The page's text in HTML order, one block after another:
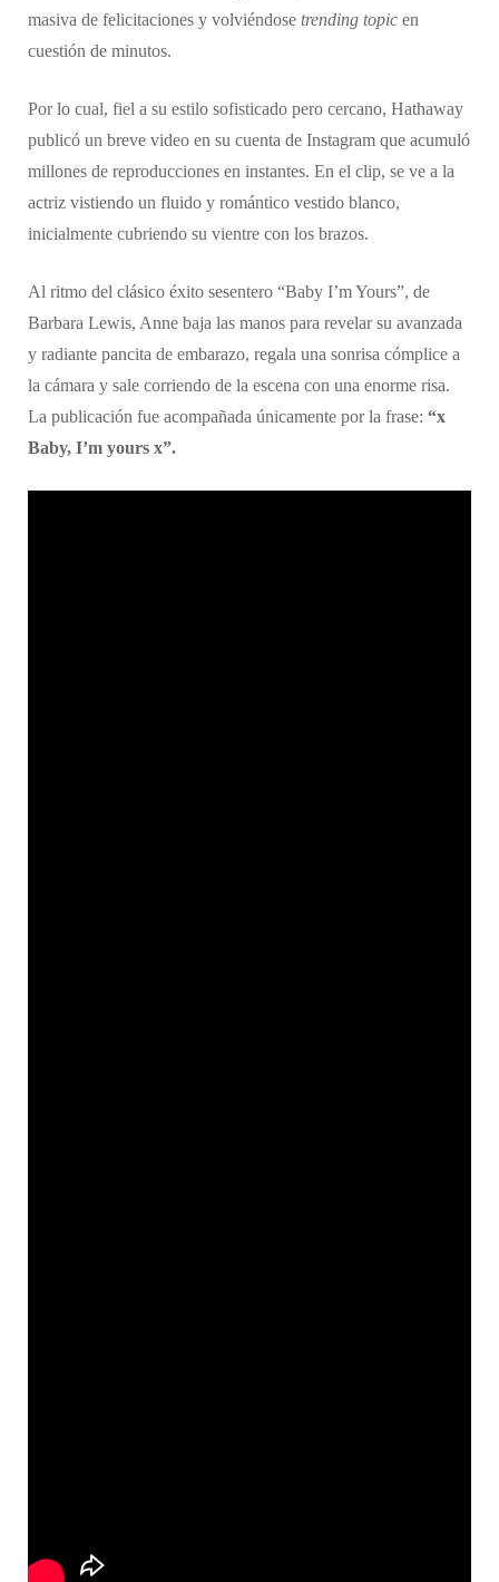
masiva de felicitaciones y volviéndose trending topic en
cuestión de minutos.
Por lo cual, fiel a su estilo sofisticado pero cercano, Hathaway
publicó un breve video en su cuenta de Instagram que acumuló
millones de reproducciones en instantes. En el clip, se ve a la
actriz vistiendo un fluido y romántico vestido blanco,
inicialmente cubriendo su vientre con los brazos.
Al ritmo del clásico éxito sesentero “Baby I’m Yours”, de
Barbara Lewis, Anne baja las manos para revelar su avanzada
y radiante pancita de embarazo, regala una sonrisa cómplice a
la cámara y sale corriendo de la escena con una enorme risa.
La publicación fue acompañada únicamente por la frase: “x
Baby, I’m yours x”.